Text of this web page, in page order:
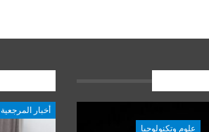
علوم وتكنولوجيا
أخبار المرجعية